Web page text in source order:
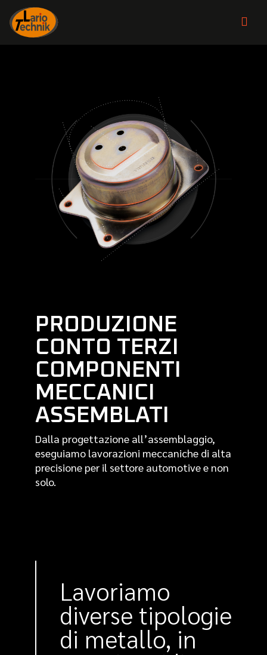
PRODUZIONE
CONTO TERZI
COMPONENTI
MECCANICI
ASSEMBLATI
Dalla progettazione all’assemblaggio,
eseguiamo lavorazioni meccaniche di alta
precisione per il settore automotive e non
solo.
Lavoriamo
diverse tipologie
di metallo, in